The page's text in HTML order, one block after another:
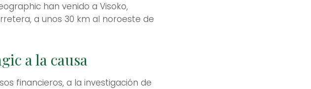
han venido a Visoko,
a unos 30 km al noroeste de
a la causa
financieros, a la investigación de